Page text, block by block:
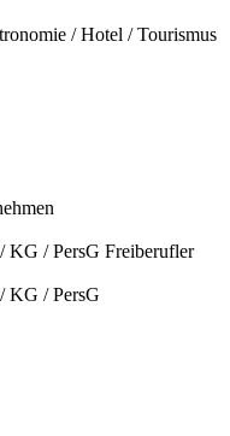
/ Hotel / Tourismus
KG / PersG Freiberufler
KG / PersG